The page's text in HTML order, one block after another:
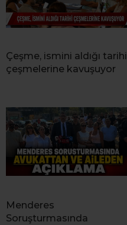
Çeşme, ismini aldığı tarihi
çeşmelerine kavuşuyor
Menderes
Soruşturmasında